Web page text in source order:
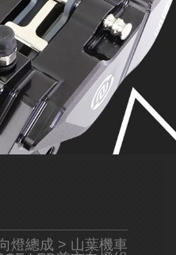
燈總成 > 山葉機車